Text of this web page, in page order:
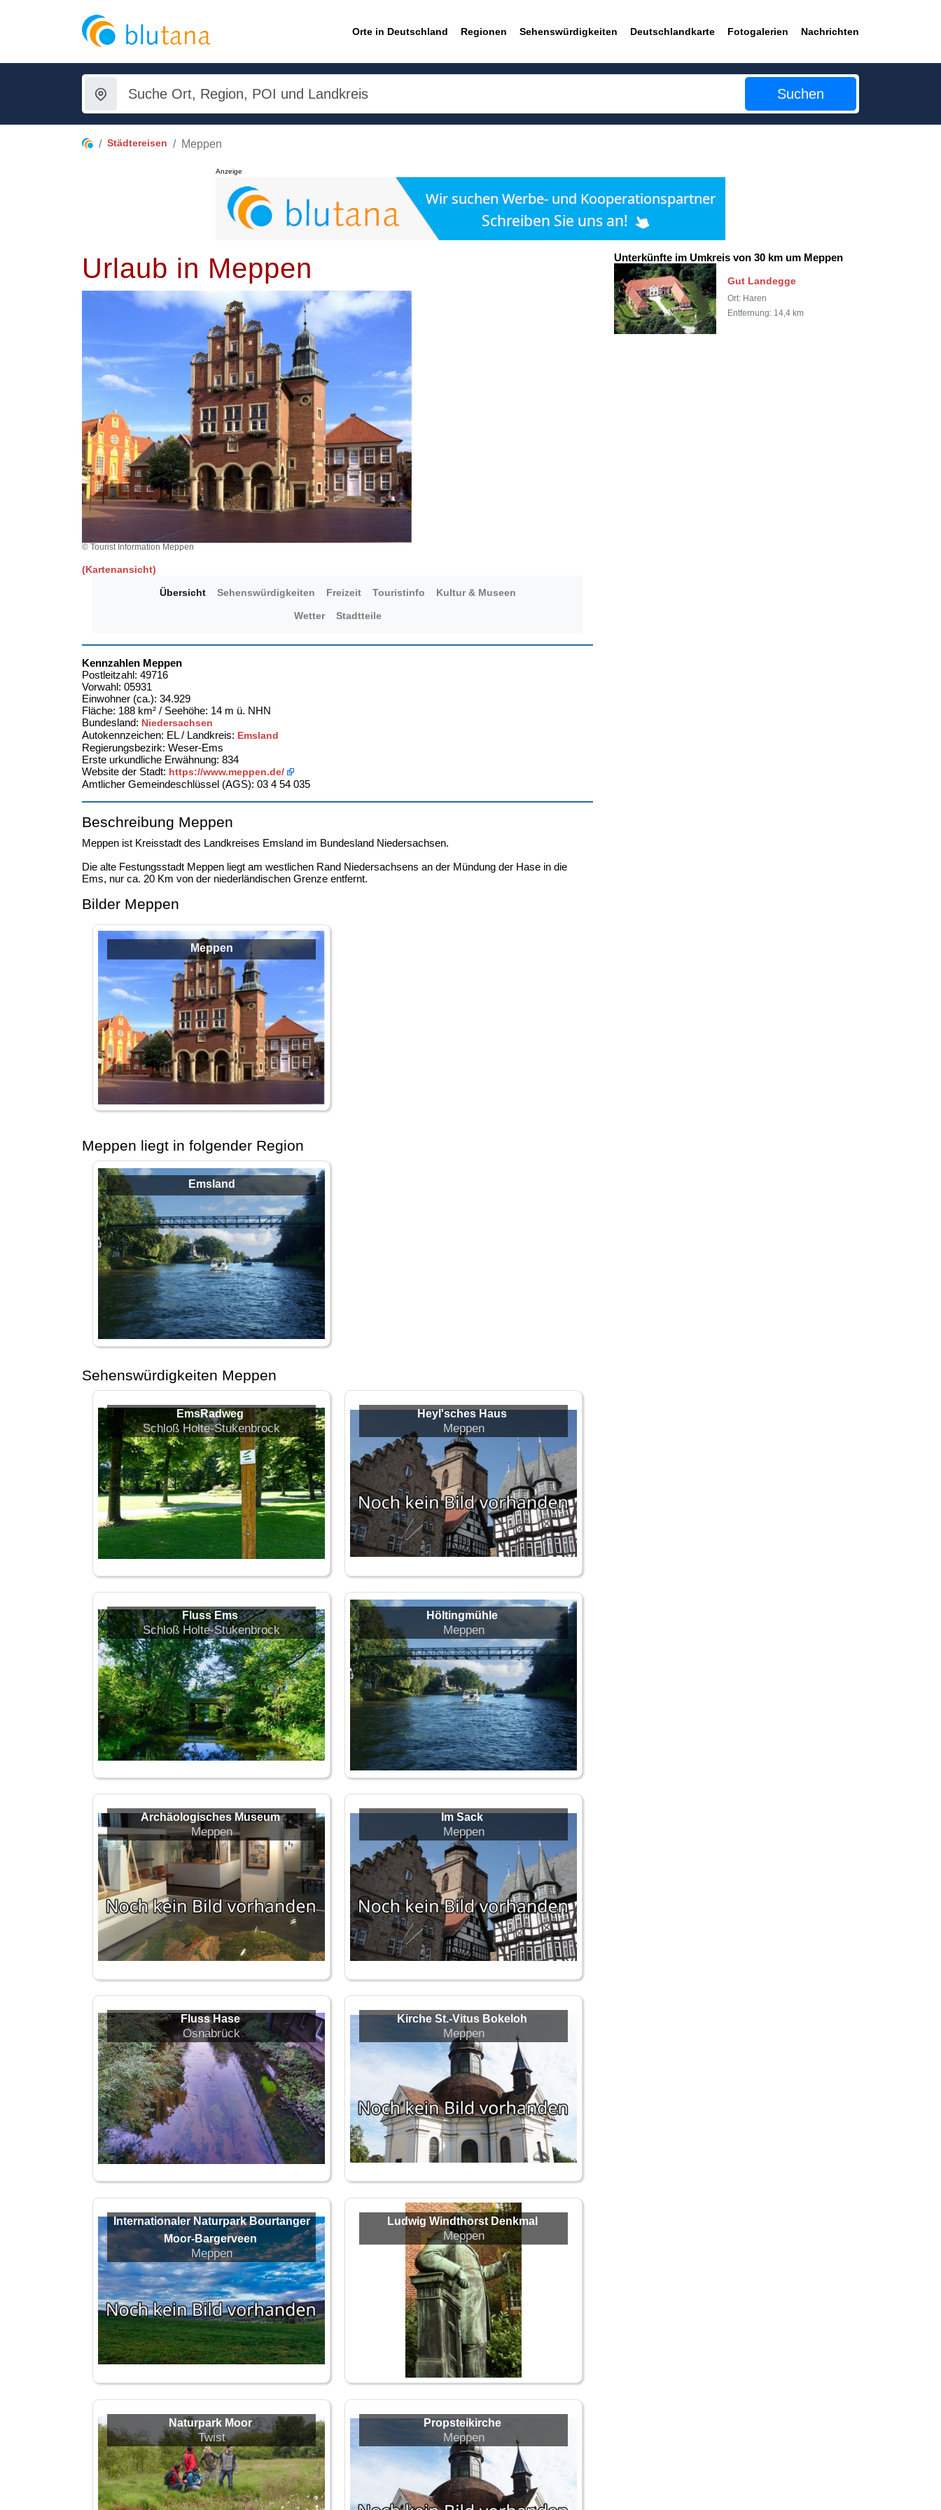
Orte in Deutschland Regionen Sehenswürdigkeiten Deutschlandkarte Fotogalerien Nachrichten
Suchen
Städtereisen Meppen
Anzeige
Urlaub in Meppen
© Tourist Information Meppen
(Kartenansicht)
Übersicht Sehenswürdigkeiten Freizeit Touristinfo Kultur & Museen
Wetter Stadtteile
Kennzahlen Meppen
Postleitzahl: 49716
Vorwahl: 05931
Einwohner (ca.): 34.929
Fläche: 188 km² / Seehöhe: 14 m ü. NHN
Bundesland: Niedersachsen
Autokennzeichen: EL / Landkreis: Emsland
Regierungsbezirk: Weser-Ems
Erste urkundliche Erwähnung: 834
Website der Stadt: https://www.meppen.de/
Amtlicher Gemeindeschlüssel (AGS): 03 4 54 035
Beschreibung Meppen
Meppen ist Kreisstadt des Landkreises Emsland im Bundesland Niedersachsen.
Die alte Festungsstadt Meppen liegt am westlichen Rand Niedersachsens an der Mündung der Hase in die
Ems, nur ca. 20 Km von der niederländischen Grenze entfernt.
Bilder Meppen
Meppen
Meppen liegt in folgender Region
Emsland
Sehenswürdigkeiten Meppen
EmsRadweg
Schloß Holte-Stukenbrock
Fluss Ems
Schloß Holte-Stukenbrock
Archäologisches Museum
Meppen
Fluss Hase
Osnabrück
Internationaler Naturpark Bourtanger
Moor-Bargerveen
Meppen
Naturpark Moor
Twist
Heyl'sches Haus
Meppen
Höltingmühle
Meppen
Im Sack
Meppen
Kirche St.-Vitus Bokeloh
Meppen
Ludwig Windthorst Denkmal
Meppen
Propsteikirche
Meppen
Unterkünfte im Umkreis von 30 km um Meppen
Gut Landegge
Ort: Haren
Entfernung: 14,4 km